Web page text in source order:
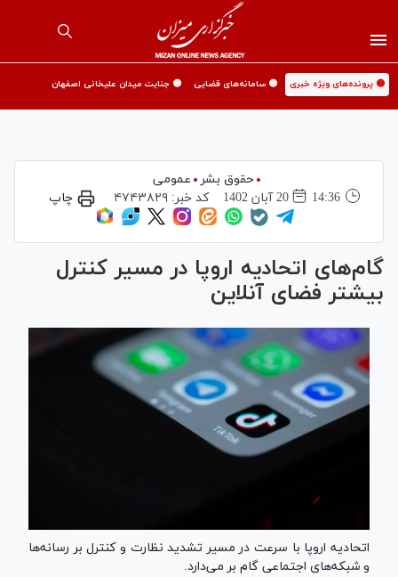
🟡 پرونده‌های ویژه خبری 🟡 سامانه‌های قضایی 🟡 جنایت میدان علیخانی اصفهان
حقوق بشر
عمومی
14:36
20 آبان 1402 کد خبر: ۴۷۴۳۸۲۹ چاپ
گام‌های اتحادیه اروپا در مسیر کنترل
بیشتر فضای آنلاین
اتحادیه اروپا با سرعت در مسیر تشدید نظارت و کنترل بر رسانه‌ها
و شبکه‌های اجتماعی گام بر می‌دارد.